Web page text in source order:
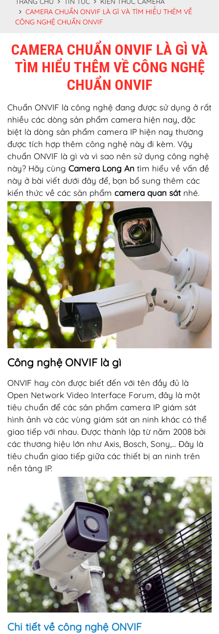
CAMERA CHUẨN ONVIF LÀ GÌ VÀ TÌM HIỂU THÊM VỀ
CÔNG NGHỆ CHUẨN ONVIF
CAMERA CHUẨN ONVIF LÀ GÌ VÀ
TÌM HIỂU THÊM VỀ CÔNG NGHỆ
CHUẨN ONVIF
Chuẩn ONVIF là công nghệ đang được sử dụng ở rất
nhiều các dòng sản phẩm camera hiện nay, đặc
biệt là dòng sản phẩm camera IP hiện nay thường
được tích hợp thêm công nghệ này đi kèm. Vậy
chuẩn ONVIF là gì và vì sao nên sử dụng công nghệ
này? Hãy cùng Camera Long An tìm hiểu về vấn đề
này ở bài viết dưới đây để, bạn bổ sung thêm các
kiến thức về các sản phẩm camera quan sát nhé.
Công nghệ ONVIF là gì
ONVIF hay còn được biết đến với tên đầy đủ là
Open Network Video Interface Forum, đây là một
tiêu chuẩn để các sản phẩm camera IP giám sát
hình ảnh và các vùng giám sát an ninh khác có thể
giao tiếp với nhau. Được thành lập từ năm 2008 bởi
các thương hiệu lớn như Axis, Bosch, Sony,... Đây là
tiêu chuẩn giao tiếp giữa các thiết bị an ninh trên
nền tảng IP.
Chi tiết về công nghệ ONVIF